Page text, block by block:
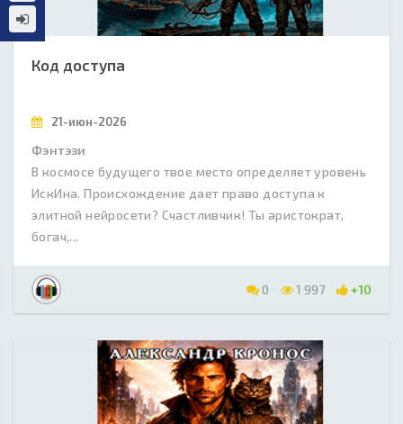
Код доступа
21-июн-2026
Фэнтэзи
В космосе будущего твое место определяет уровень
ИскИна. Происхождение дает право доступа к
элитной нейросети? Счастливчик! Ты аристократ,
богач,...
0 1 997 +10